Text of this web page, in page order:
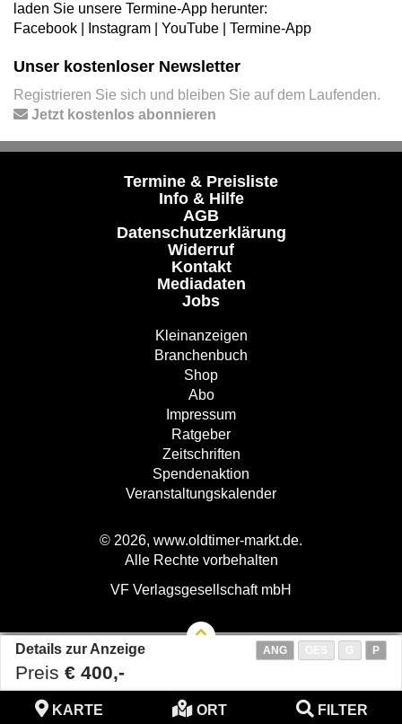
FILTER
KARTE ORT
Details zur Anzeige ANG P
Preis € 400,-
laden Sie unsere Termine-App herunter:
Facebook
Instagram YouTube Termine-App
Unser kostenloser Newsletter
Registrieren Sie sich und bleiben Sie auf dem Laufenden.
Jetzt kostenlos abonnieren
Termine & Preisliste
Info & Hilfe
AGB
Datenschutzerklärung
Widerruf
Kontakt
Mediadaten
Jobs
Kleinanzeigen
Branchenbuch
Shop
Abo
Impressum
Ratgeber
Zeitschriften
Spendenaktion
Veranstaltungskalender
© 2026, www.oldtimer-markt.de.
Alle Rechte vorbehalten
VF Verlagsgesellschaft mbH